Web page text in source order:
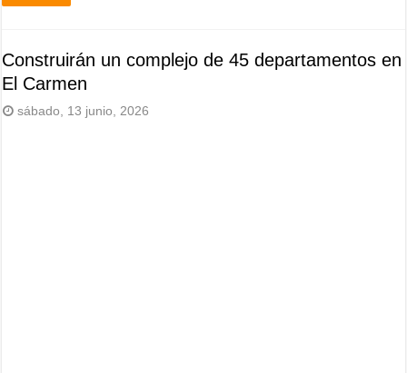
Construirán un complejo de 45 departamentos en
El Carmen
sábado, 13 junio, 2026